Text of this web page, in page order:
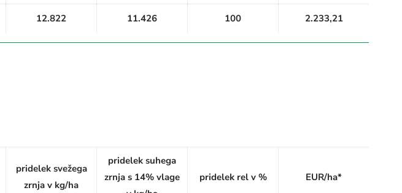
12.822 11.426 100 2.233,21
pridelek svežega
zrnja v kg/ha
pridelek suhega
zrnja s 14% vlage
pridelek rel v % EUR/ha*